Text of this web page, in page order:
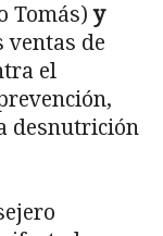
Tomás)y
de
el
desnutrición